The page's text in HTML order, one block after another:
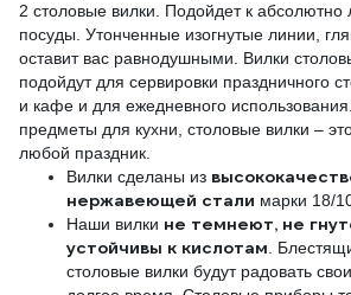
2 столовые вилки. Подойдет к
посуды. Утонченные изогнутые линии,
оставит вас равнодушными. Вилки
подойдут для сервировки праздничного
и кафе и для ежедневного
предметы для кухни, столовые вилки –
любой праздник.
Вилки сделаны из
нержавеющей стали марки 18/
Наши вилки не темнеют, не
устойчивы к кислотам .
столовые вилки будут радовать